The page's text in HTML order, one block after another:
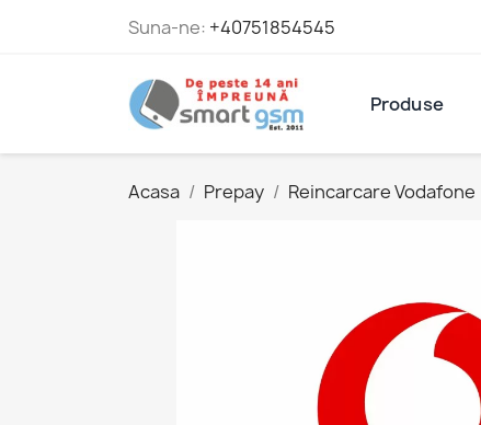
Suna-ne: +40751854545
Produse
Acasa Prepay Reincarcare Vodafone